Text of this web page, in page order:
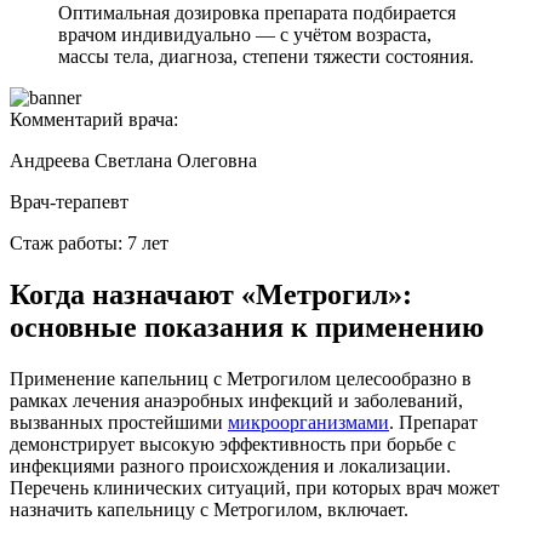
Оптимальная дозировка препарата подбирается
врачом индивидуально — с учётом возраста,
массы тела, диагноза, степени тяжести состояния.
Комментарий врача:
Андреева Светлана Олеговна
Врач-терапевт
Стаж работы: 7 лет
Когда назначают «Метрогил»:
основные показания к применению
Применение капельниц с Метрогилом целесообразно в
рамках лечения анаэробных инфекций и заболеваний,
вызванных простейшими микроорганизмами. Препарат
демонстрирует высокую эффективность при борьбе с
инфекциями разного происхождения и локализации.
Перечень клинических ситуаций, при которых врач может
назначить капельницу с Метрогилом, включает.